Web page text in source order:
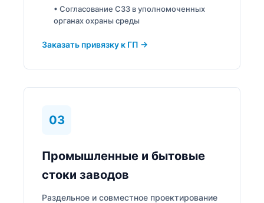
• Согласование СЗЗ в уполномоченных
органах охраны среды
Заказать привязку к ГП →
03
Промышленные и бытовые
стоки заводов
Раздельное и совместное проектирование